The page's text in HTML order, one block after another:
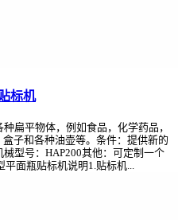
标机
扁平物体，例如食品，化学药品，
子和各种油壶等。条件：提供新的
型号：HAP200其他：可定制一个
面瓶贴标机说明1.贴标机...